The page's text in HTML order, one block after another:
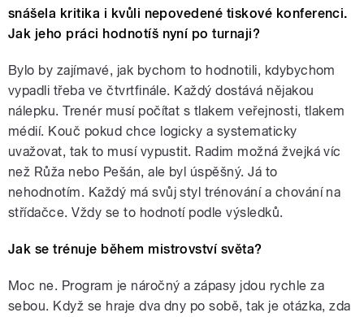
snášela kritika i kvůli nepovedené tiskové konferenci.
Jak jeho práci hodnotíš nyní po turnaji?
Bylo by zajímavé, jak bychom to hodnotili, kdybychom
vypadli třeba ve čtvrtfinále. Každý dostává nějakou
nálepku. Trenér musí počítat s tlakem veřejnosti, tlakem
médií. Kouč pokud chce logicky a systematicky
uvažovat, tak to musí vypustit. Radim možná žvejká víc
než Růža nebo Pešán, ale byl úspěšný. Já to
nehodnotím. Každý má svůj styl trénování a chování na
střídačce. Vždy se to hodnotí podle výsledků.
Jak se trénuje během mistrovství světa?
Moc ne. Program je náročný a zápasy jdou rychle za
sebou. Když se hraje dva dny po sobě, tak je otázka, zda